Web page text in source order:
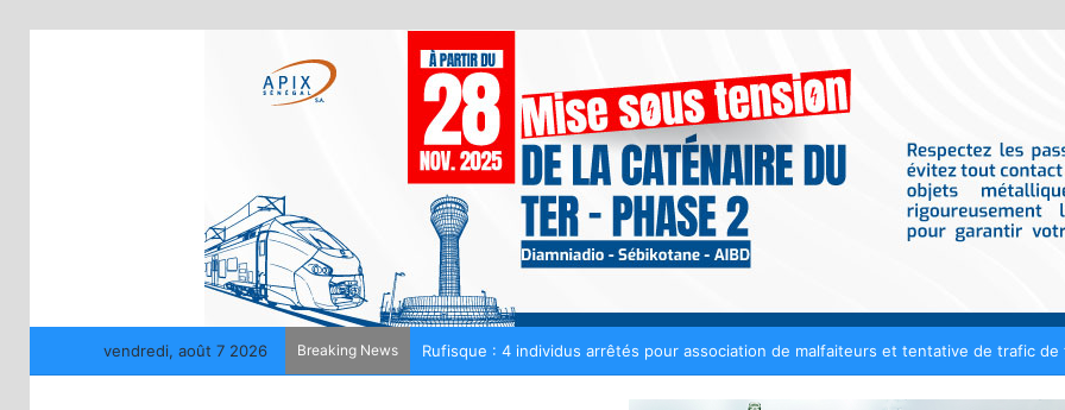
vendredi, août 7 2026 Breaking News La LONASE dément tout contrat de 50 millions de FCFA avec Fénial Digital